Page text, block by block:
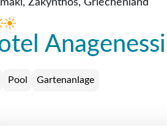
Zakynthos, Griechenland
Pool Gartenanlage